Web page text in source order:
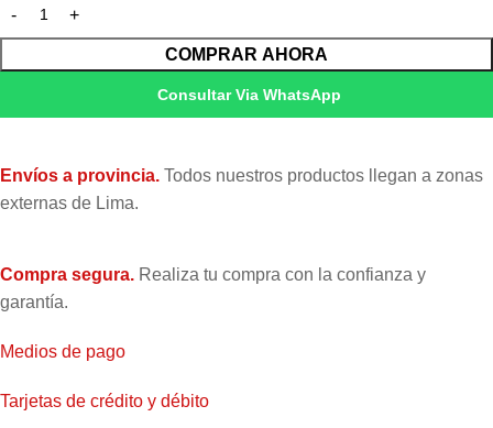
COMPRAR AHORA
Consultar Via WhatsApp
Envíos a provincia. Todos nuestros productos llegan a zonas
externas de Lima.
Compra segura. Realiza tu compra con la confianza y
garantía.
Medios de pago
Tarjetas de crédito y débito